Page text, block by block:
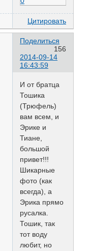
Цитировать
Поделиться
156
2014-09-14
16:43:59
И от братца
Тошика
(Трюфель)
вам всем, и
Эрике и
Тиане,
большой
привет!!!
Шикарные
фото (как
всегда), а
Эрика прямо
русалка.
Тошик, так
тот воду
любит, но